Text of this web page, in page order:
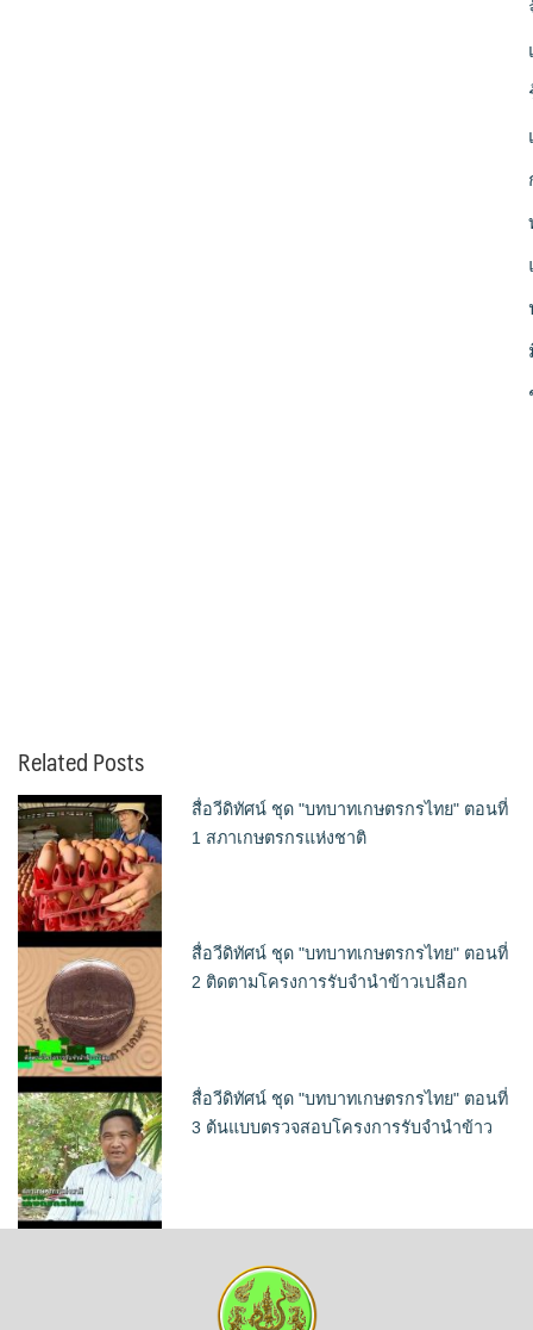
Related Posts
สื่อวีดิทัศน์ ชุด "บทบาทเกษตรกรไทย" ตอนที่
1 สภาเกษตรกรแห่งชาติ
สื่อวีดิทัศน์ ชุด "บทบาทเกษตรกรไทย" ตอนที่
2 ติดตามโครงการรับจำนำข้าวเปลือก
สื่อวีดิทัศน์ ชุด "บทบาทเกษตรกรไทย" ตอนที่
3 ต้นแบบตรวจสอบโครงการรับจำนำข้าว